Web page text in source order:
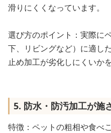
滑りにくくなっています。
選び方のポイント：実際に
下、リビングなど）に適し
止め加工が劣化しにくいか
5. 防水・防汚加工が施
特徴：ペットの粗相や食べ